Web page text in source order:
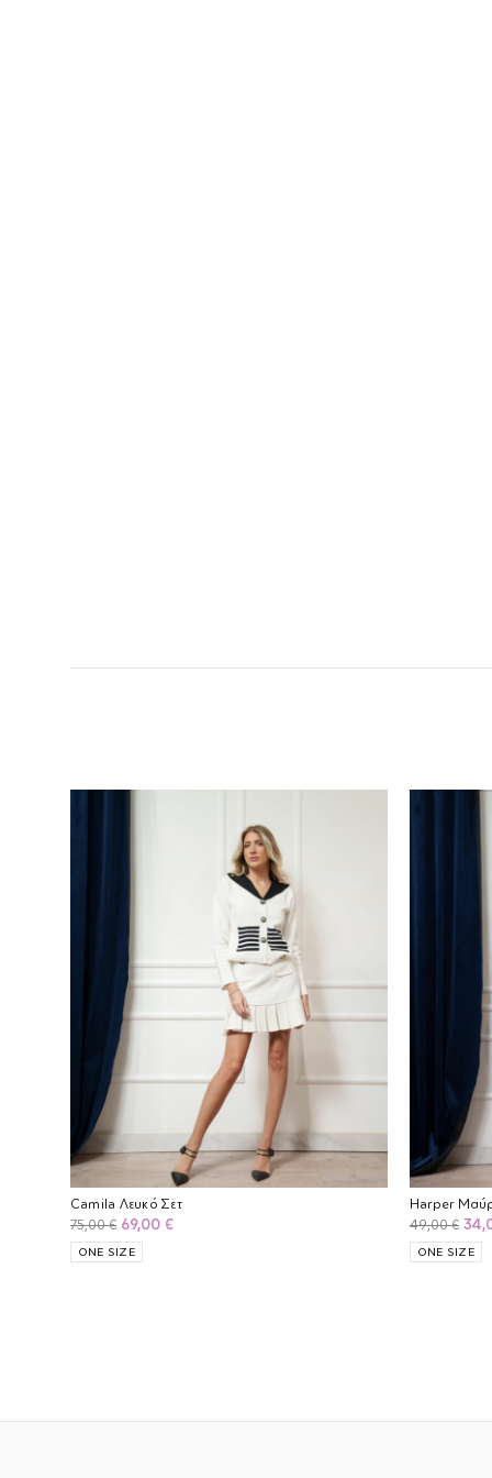
Camila Λευκό Σετ
75,00€ Original
price
was:
69,00 €Η
ONE SIZE
Harper
49,00€
price
was:
ONE SIZE